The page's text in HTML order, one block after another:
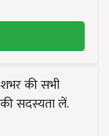
की सभी
सदस्यता लें.